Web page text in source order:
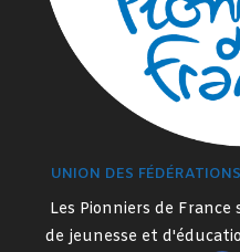
UNION DES
Les Pionniers de
de jeunesse et